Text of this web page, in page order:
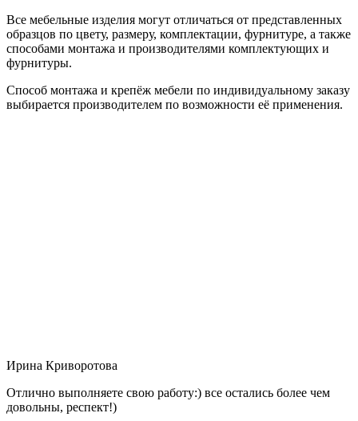
Все мебельные изделия могут отличаться от представленных
образцов по цвету, размеру, комплектации, фурнитуре, а также
способами монтажа и производителями комплектующих и
фурнитуры.
Способ монтажа и крепёж мебели по индивидуальному заказу
выбирается производителем по возможности её применения.
Ирина Криворотова
Отлично выполняете свою работу:) все остались более чем
довольны, респект!)